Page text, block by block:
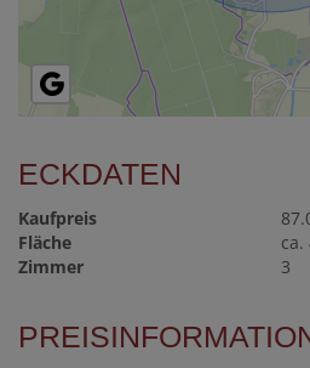
ECKDATEN
Kaufpreis
Fläche
ca.
Zimmer 3